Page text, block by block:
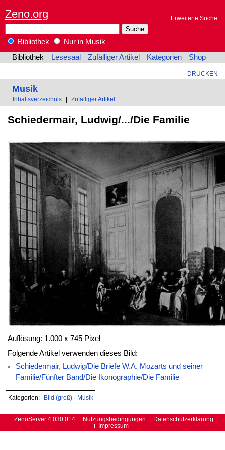
Zeno.org Erweiterte Suche
Bibliothek
Nur in Musik
Bibliothek
Lesesaal Zufälliger Artikel Kategorien Shop
DRUCKEN
Musik
Inhaltsverzeichnis Zufälliger Artikel
Schiedermair, Ludwig/.../Die Familie
Auflösung: 1.000 x 745 Pixel
Folgende Artikel verwenden dieses Bild:
Schiedermair, Ludwig/Die Briefe W.A. Mozarts und seiner
Familie/Fünfter Band/Die Ikonographie/Die Familie
Kategorien: Bild (groß)· Musik
ZenoServer 4.030.014 Nutzungsbedingungen
Datenschutzerklärung
Impressum